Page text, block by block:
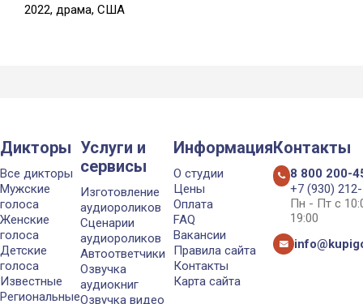
2022, драма, США
Дикторы
Все дикторы
Мужские
голоса
Женские
голоса
Детские
голоса
Известные
Региональные
Услуги и
сервисы
Изготовление
аудиороликов
Сценарии
аудиороликов
Автоответчики
Озвучка
аудиокниг
Озвучка видео
Информация
О студии
Цены
Оплата
FAQ
Вакансии
Правила сайта
Контакты
Карта сайта
Контакты
8 800 200-
+7 (930)
Пн - Пт с
19:00